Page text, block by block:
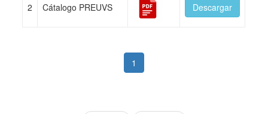
2 Cátalogo PREUVS Descargar
1